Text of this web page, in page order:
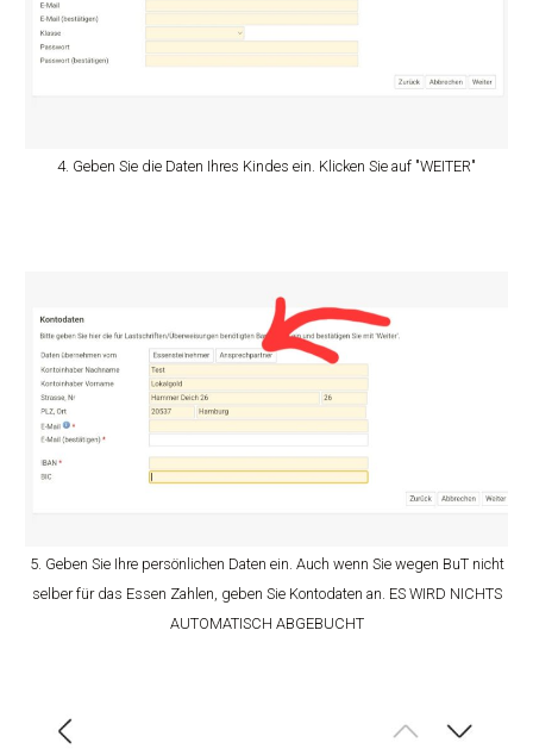
4. Geben Sie die Daten Ihres Kindes ein. Klicken Sie auf "WEITER"
5. Geben Sie Ihre persönlichen Daten ein. Auch wenn Sie wegen BuT nicht
selber für das Essen Zahlen, geben Sie Kontodaten an. ES WIRD NICHTS
AUTOMATISCH ABGEBUCHT